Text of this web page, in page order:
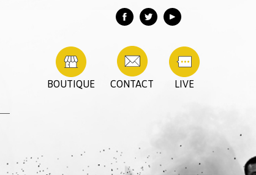
LIVE
CONTACT
BOUTIQUE